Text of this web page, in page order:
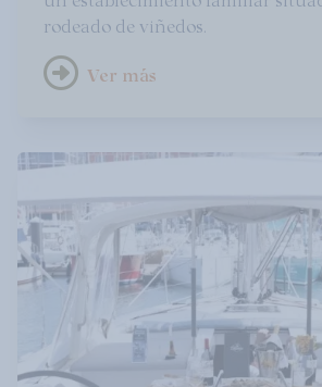
rodeado de viñedos.
Ver más